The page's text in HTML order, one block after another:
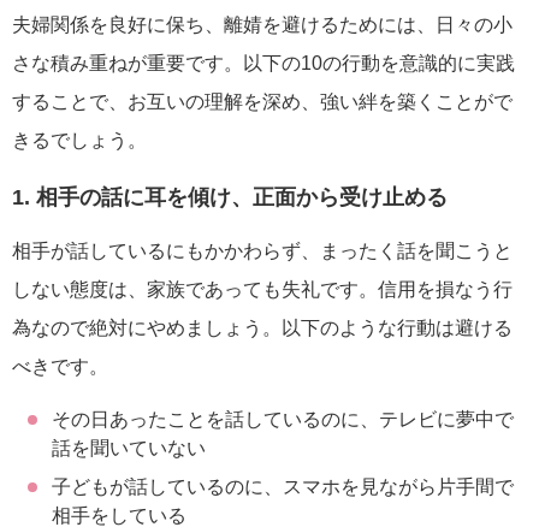
夫婦関係を良好に保ち、離婧を避けるためには、日々の小
さな積み重ねが重要です。以下の10の行動を意識的に実践
することで、お互いの理解を深め、強い絆を築くことがで
きるでしょう。
1. 相手の話に耳を傾け、正面から受け止める
相手が話しているにもかかわらず、まったく話を聞こうと
しない態度は、家族であっても失礼です。信用を損なう行
為なので絶対にやめましょう。以下のような行動は避ける
べきです。
その日あったことを話しているのに、テレビに夢中で
話を聞いていない
子どもが話しているのに、スマホを見ながら片手間で
相手をしている